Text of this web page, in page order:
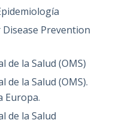
Prevention
de la Salud (OMS)
de la Salud (OMS).
Europa.
de la Salud